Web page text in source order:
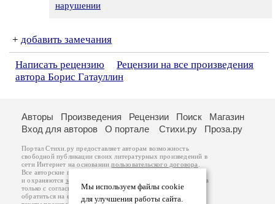
нарушении
+ добавить замечания
Написать рецензию
Рецензии на все произведения
автора Борис Гатауллин
Мы используем файлы cookie
для улучшения работы сайта.
Авторы Произведения Рецензии Поиск
Магазин
Вход для авторов
О портале Стихи.ру Проза.ру
Портал Стихи.ру предоставляет авторам возможность
свободной публикации своих литературных произведений в
сети Интернет на основаниипользовательского договора
Все авторские права на произведения принадлежат авторам
и охраняются законом
. Перепечатка произведений возможна
только с согласия его автора, к которому вы можете
обратиться на его авторской странице. Ответственность за